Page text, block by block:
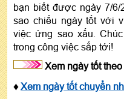
bạn biết được ngày 7/
sao chiếu ngày tốt với
việc ứng sao xấu.
trong công việc sắp tới!
Xem ngày tốt
♦Xem ngày tốt chuyển